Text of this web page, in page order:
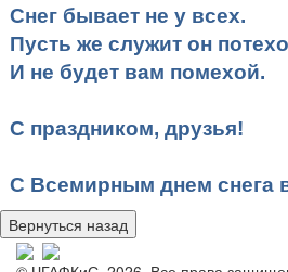
Снег бывает не у всех.
Пусть же служит он
И не будет вам помехой.
С праздником, друзья!
С Всемирным днем снега